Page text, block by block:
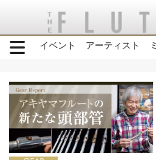
イベント アーティスト